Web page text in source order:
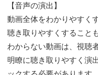
【音声の演出】
動画全体をわかりやすく
聴き取りやすくすること
わからない動画は、視聴
明瞭に聴き取りやすく演